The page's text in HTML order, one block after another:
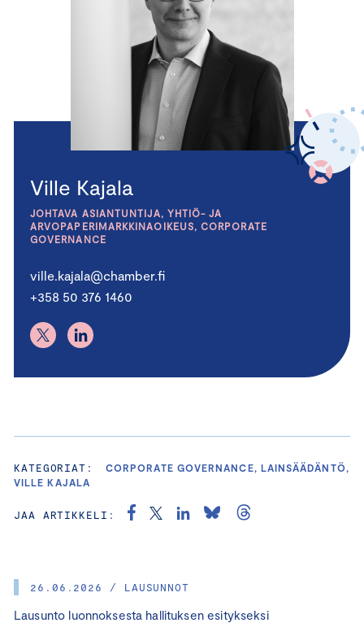
26.06.2026 / LAUSUNNOT
Lausunto luonnoksesta hallituksen esitykseksi
Ville Kajala
JOHTAVA ASIANTUNTIJA, YHTIÖ- JA
ARVOPAPERIMARKKINAOIKEUS, CORPORATE
GOVERNANCE
ville.kajala@chamber.fi
+358 50 376 1460
KATEGORIAT:
CORPORATE GOVERNANCE, LAINSÄÄDÄNTÖ,
VILLE KAJALA
JAA ARTIKKELI: